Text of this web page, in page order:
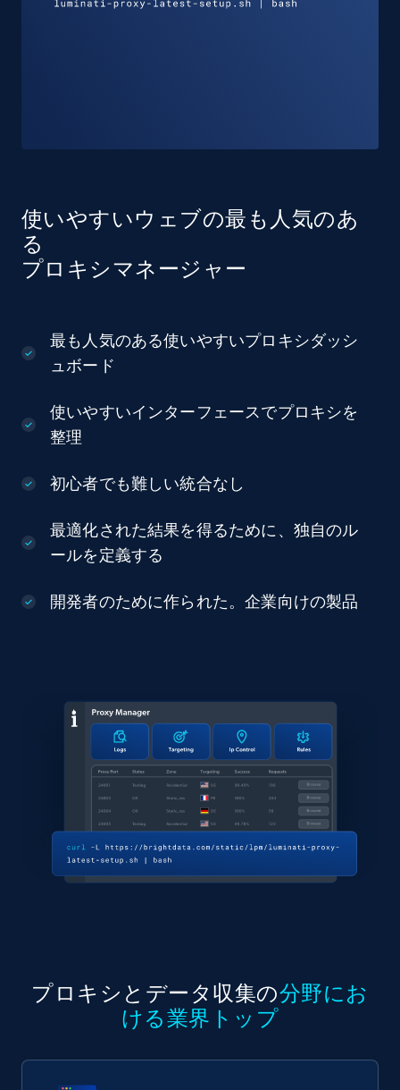
使いやすいウェブの最も人気のあ
る
プロキシマネージャー
最も人気のある使いやすいプロキシダッシ
ュボード
使いやすいインターフェースでプロキシを
整理
初心者でも難しい統合なし
最適化された結果を得るために、独自のル
ールを定義する
開発者のために作られた。企業向けの製品
プロキシとデータ収集の分野にお
ける業界トップ